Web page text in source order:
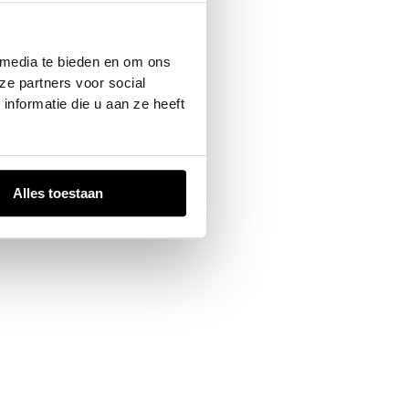
te bieden en om ons
partners voor social
die u aan ze heeft
Alles toestaan
for more information).